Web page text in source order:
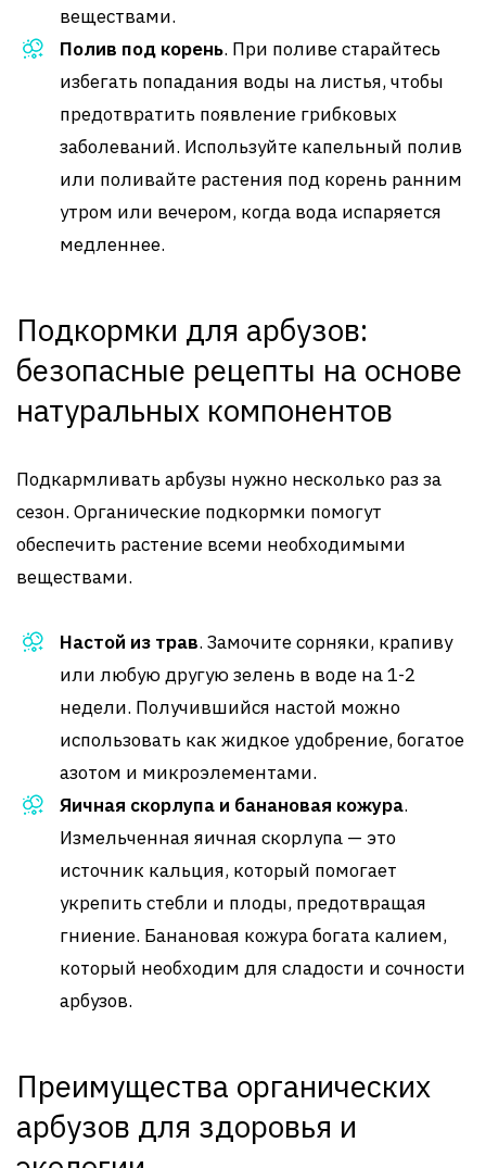
веществами.
Полив под корень. При поливе старайтесь
избегать попадания воды на листья, чтобы
предотвратить появление грибковых
заболеваний. Используйте капельный полив
или поливайте растения под корень ранним
утром или вечером, когда вода испаряется
медленнее.
Подкормки для арбузов:
безопасные рецепты на основе
натуральных компонентов
Подкармливать арбузы нужно несколько раз за
сезон. Органические подкормки помогут
обеспечить растение всеми необходимыми
веществами.
Настой из трав. Замочите сорняки, крапиву
или любую другую зелень в воде на 1-2
недели. Получившийся настой можно
использовать как жидкое удобрение, богатое
азотом и микроэлементами.
Яичная скорлупа и банановая кожура.
Измельченная яичная скорлупа — это
источник кальция, который помогает
укрепить стебли и плоды, предотвращая
гниение. Банановая кожура богата калием,
который необходим для сладости и сочности
арбузов.
Преимущества органических
арбузов для здоровья и